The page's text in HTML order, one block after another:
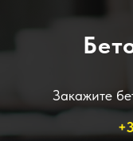
Закажите